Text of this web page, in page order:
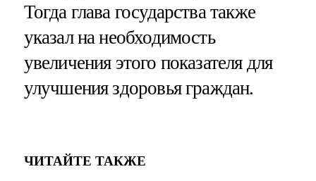
Тогда глава государства также
указал на необходимость
увеличения этого показателя для
улучшения здоровья граждан.
ЧИТАЙТЕ ТАКЖЕ